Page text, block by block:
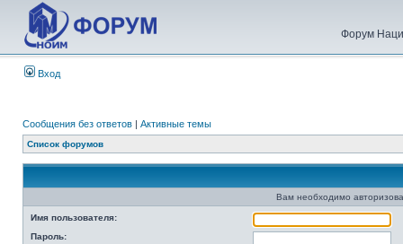
Форум
Вход
Сообщения без ответов | Активные темы
Список форумов
Вам необходимо
Имя пользователя:
Пароль: